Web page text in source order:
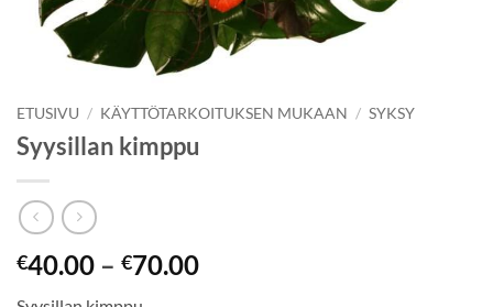
ETUSIVU / KÄYTTÖTARKOITUKSEN MUKAAN / SYKSY
Syysillan kimppu
€40.00 – €70.00